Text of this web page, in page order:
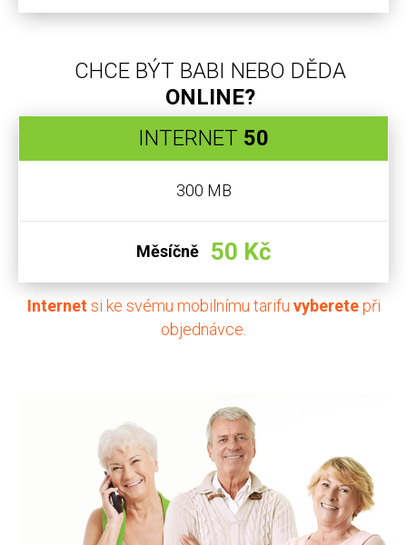
CHCE BÝT BABI NEBO DĚDA
ONLINE?
INTERNET 50
300 MB
Měsíčně 50 Kč
Internetsi ke svému mobilnímu tarifu vyberetepři
objednávce.